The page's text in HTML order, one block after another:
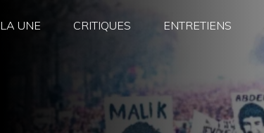
UNE CRITIQUES ENTRETIENS